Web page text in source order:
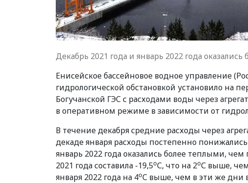
Декабрь 2021 года и январь 2022 года
Енисейское бассейновое водное управление
гидрологической обстановкой установило на
Богучанской ГЭС с расходами воды через
в оперативном режиме в зависимости от
В течение декабря средние расходы через
декаде января расходы постепенно
январь 2022 года оказались более теплыми,
2021 года составила -19,5оС, что на 2оС выше, чем
января 2022 года на 4оС выше, чем в эти же дни в